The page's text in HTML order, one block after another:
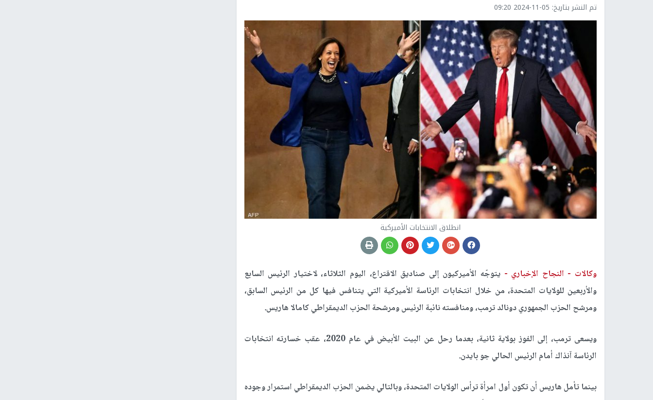
تم النشر بتاريخ: 2024-11-05 09:20
انطلاق الانتخابات الأميركية
وكالات - النجاح الإخباري - يتوجّه الأميركيون إلى صناديق الاقتراع، اليوم الثلاثاء، لاختيار الرئيس السابع
والأربعين للولايات المتحدة، من خلال انتخابات الرئاسة الأميركية التي يتنافس فيها كل من الرئيس السابق،
ومرشح الحزب الجمهوري دونالد ترمب، ومنافسته نائبة الرئيس ومرشحة الحزب الديمقراطي كامالا هاريس.
ويسعى ترمب، إلى الفوز بولاية ثانية، بعدما رحل عن البيت الأبيض في عام 2020، عقب خسارته انتخابات
الرئاسة آنذاك أمام الرئيس الحالي جو بايدن.
بينما تأمل هاريس أن تكون أول امرأة ترأس الولايات المتحدة، وبالتالي يضمن الحزب الديمقراطي استمرار وجوده